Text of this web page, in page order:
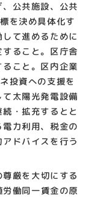
公共施設、公共
を決め具体化す
て進めるために
ること。区庁舎
こと。区内企業
投資への支援を
太陽光発電設備
・拡充するとと
力利用、税金の
ドバイスを行う
厳を大切にする
働同一賃金の原